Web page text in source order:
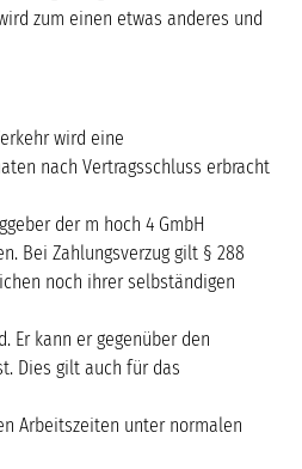
zum einen etwas anderes und
wird eine
nach Vertragsschluss erbracht
der m hoch 4 GmbH
Bei Zahlungsverzug gilt § 288
noch ihrer selbständigen
Er kann er gegenüber den
Dies gilt auch für das
Arbeitszeiten unter normalen